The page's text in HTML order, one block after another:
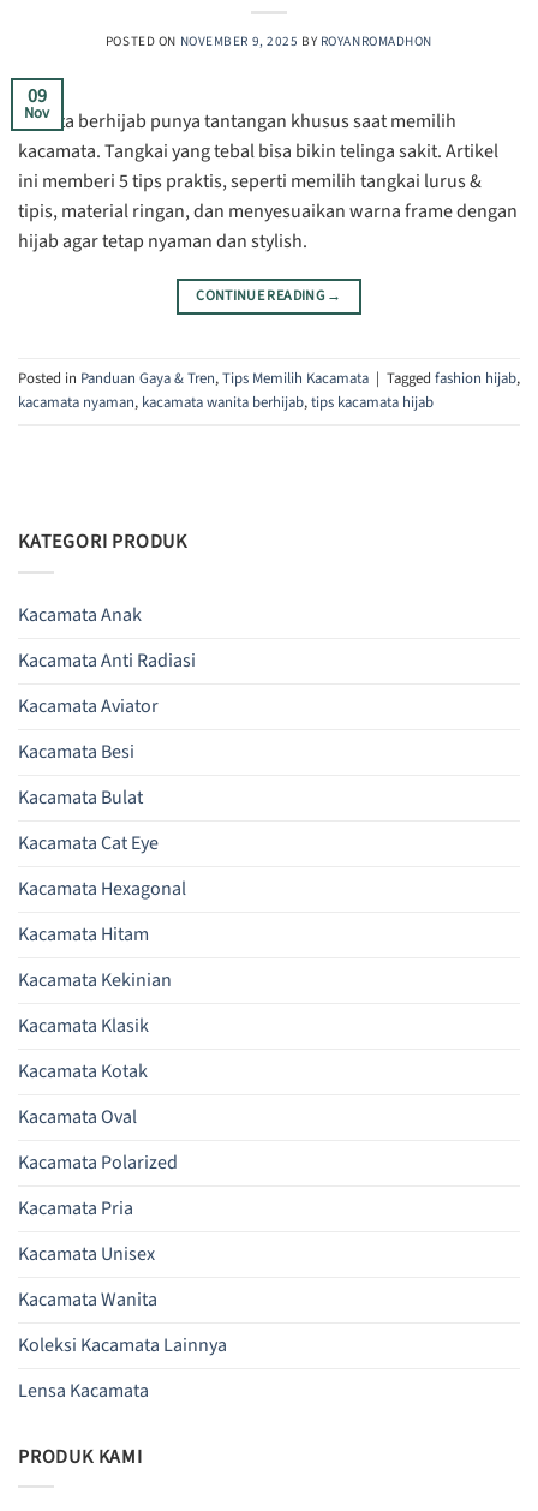
POSTED ON NOVEMBER 9, 2025 BY ROYANROMADHON
09
Nov
Wanita berhijab punya tantangan khusus saat memilih
kacamata. Tangkai yang tebal bisa bikin telinga sakit. Artikel
ini memberi 5 tips praktis, seperti memilih tangkai lurus &
tipis, material ringan, dan menyesuaikan warna frame dengan
hijab agar tetap nyaman dan stylish.
CONTINUE READING →
Posted in Panduan Gaya & Tren,Tips Memilih Kacamata | Tagged fashion hijab,
kacamata nyaman, kacamata wanita berhijab,tips kacamata hijab
KATEGORI PRODUK
Kacamata Anak
Kacamata Anti Radiasi
Kacamata Aviator
Kacamata Besi
Kacamata Bulat
Kacamata Cat Eye
Kacamata Hexagonal
Kacamata Hitam
Kacamata Kekinian
Kacamata Klasik
Kacamata Kotak
Kacamata Oval
Kacamata Polarized
Kacamata Pria
Kacamata Unisex
Kacamata Wanita
Koleksi Kacamata Lainnya
Lensa Kacamata
PRODUK KAMI